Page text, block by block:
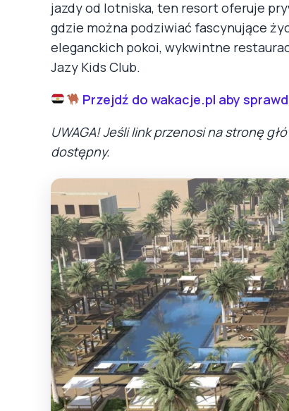
jazdy od lotniska, ten resort oferuje
gdzie można podziwiać fascynujące
eleganckich pokoi, wykwintne
Jazy Kids Club.
Przejdź do wakacje.pl aby
UWAGA! Jeśli link przenosi na stronę
dostępny.